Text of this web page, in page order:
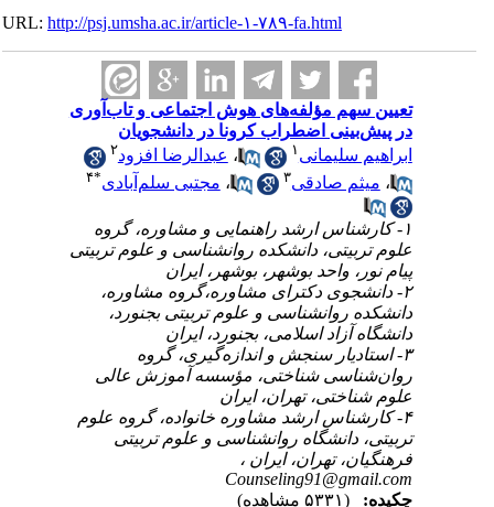
URL:http://psj.umsha.ac.ir/article-۱-۷۸۹-fa.html
مؤلفه‌های هوش اجتماعی و تاب‌آوری
اضطراب کرونا در دانشجویان
،عبدالرضا افزود۲
،مجتبی سلم‌آبادی*۴
ارشد راهنمایی و مشاوره، گروه
دانشکده روانشناسی و علوم تربیتی
واحد بوشهر، بوشهر، ایران
دکترای مشاوره،گروه مشاوره،
و علوم تربیتی بجنورد،
اسلامی، بجنورد، ایران
سنجش و اندازه‌گیری، گروه
شناختی، مؤسسه آموزش عالی
تهران، ایران
ارشد مشاوره خانواده، گروه علوم
روانشناسی و علوم تربیتی
تهران، ایران ،